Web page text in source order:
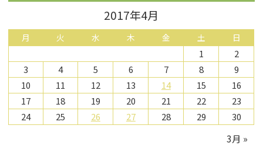
2017年4月
月 火 水 木 金 土 日
3月 »
1
2
3
4 5 6 7 8
9
10
11 12 13 14 15
16
17
18 19 20 21 22
23
24
25 26 27 28 29 30